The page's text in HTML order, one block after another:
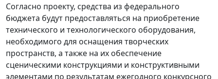
Согласно проекту, средства из федерального
бюджета будут предоставляться на приобретение
технического и технологического оборудования,
необходимого для оснащения творческих
пространств, а также на их обеспечение
сценическими конструкциями и конструктивными
элементами по результатам ежегодного конкурсного